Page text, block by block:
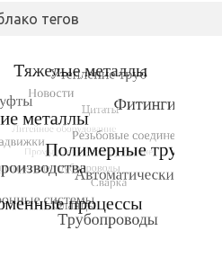
тегов